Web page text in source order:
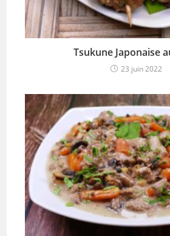
Tsukune Japonaise
23 juin 2022